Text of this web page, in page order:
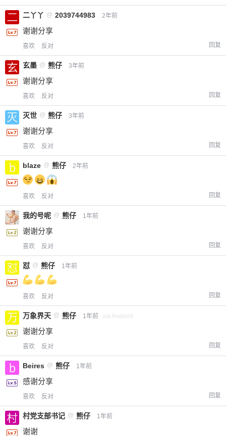
2
立刻支付
二丫丫 @ 2039744983 2年前
谢谢分享
喜欢 反对 回复
玄墨 @ 熊仔 3年前
谢谢分享
喜欢 反对 回复
灭世 @ 熊仔 3年前
谢谢分享
喜欢 反对 回复
blaze @ 熊仔 2年前
喜欢 反对 回复
我的号呢 @ 熊仔 1年前
谢谢分享
喜欢 反对 回复
怼 @ 熊仔 1年前
喜欢 反对 回复
万象界天 @ 熊仔 1年前 via Android
谢谢分享
喜欢 反对 回复
Beires @ 熊仔 1年前
感谢分享
喜欢 反对 回复
村党支部书记 @ 熊仔 1年前
谢谢
您没有权限发布内容，请购买会员或者提升权
限。
6位以上
忘记密码？ 找回